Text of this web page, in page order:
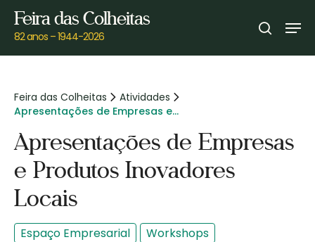
Skip
main
Feira das Colheitas
82 anos – 1944-2026 search
Feira das Colheitas
Atividades
Apresentações de Empresas e
Apresentações de Empresas
e Produtos Inovadores
Locais
Espaço Empresarial Workshops